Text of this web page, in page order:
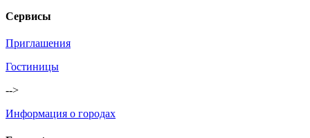
Сервисы
Приглашения
Гостиницы
-->
Информация о городах